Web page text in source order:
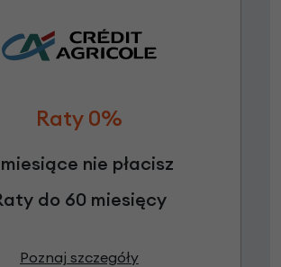
Raty 0%
nie płacisz
do 60 miesięcy
Poznaj szczegóły